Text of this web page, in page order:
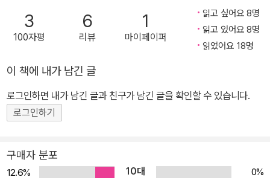
그런데 왜 길을 가다 보면 초등학생은 보여도 장애인은 좀처럼 보이
지 않을까요? 사회생활하는 장애인이 많지 않기 때문입니다. 우리나
라 장애인 중 약 99퍼센트가 대부분의 시간을 집에서 보냅니다.(202
생활할 만한 환경을 갖추지 못했다는 방증이겠지요. 과거에 비해 많
은 이들이 장애인권의 중요성을 알게 되었고 장애감수성의 필요를 이
야기합니다. 하지만 여전히 각각의 장애인이 어떤 일상을 보내는지
아는 사람은 많지 않습니다. 그런데 함께 살려면 무엇보다 서로의 일
일을 시시콜콜 털어놓을 수 있는 친구가 곁이 되고 이웃이 되듯, 장애
인과 비장애인이 함께 살려면 더 소소한 이야기를 터놓고 나눌 자리
3
100자평
6
리뷰
1
마이페이퍼
읽고 싶어요 8명
읽고 있어요 8명
읽었어요 18명
이 책에 내가 남긴 글
로그인하면 내가 남긴 글과 친구가 남긴 글을 확인할 수 있습니다.
로그인하기
구매자 분포
12.6% 10대
0%